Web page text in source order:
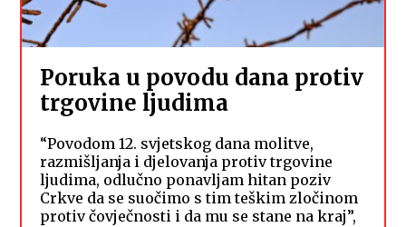
Poruka u povodu dana protiv
trgovine ljudima
“Povodom 12. svjetskog dana molitve,
razmišljanja i djelovanja protiv trgovine
ljudima, odlučno ponavljam hitan poziv
Crkve da se suočimo s tim teškim zločinom
protiv čovječnosti i da mu se stane na kraj”,